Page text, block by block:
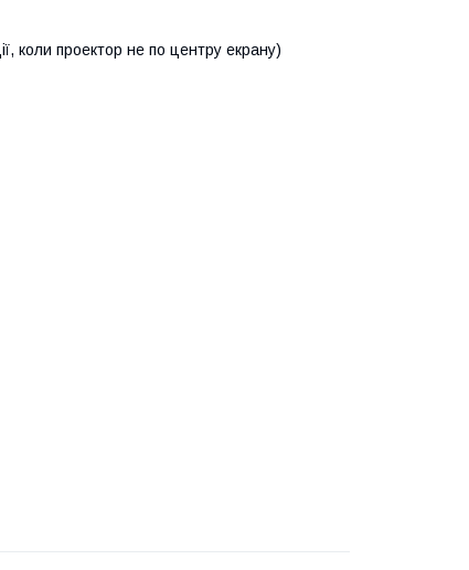
коли проектор не по центру екрану)